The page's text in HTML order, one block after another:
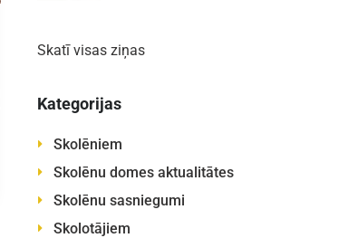
Skatī visas ziņas
Kategorijas
Skolēniem
Skolēnu domes aktualitātes
Skolēnu sasniegumi
Skolotājiem